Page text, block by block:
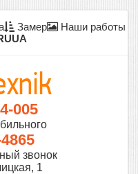
Замер
Наши работы
UA
005
звонок
1